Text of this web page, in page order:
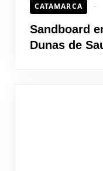
CATAMARCA
Sandboard
Dunas de